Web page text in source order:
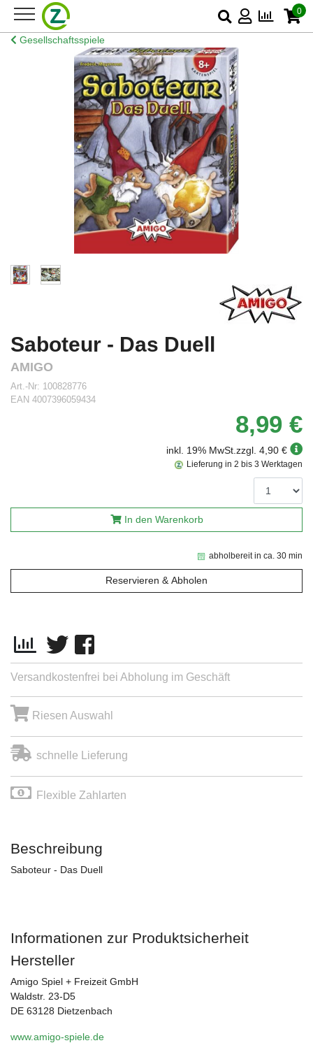
0
Gesellschaftsspiele
Saboteur - Das Duell
AMIGO
Art.-Nr: 100828776
EAN 4007396059434
8,99 €
inkl. 19% MwSt.zzgl. 4,90 €
abholbereit in ca. 30 min
Reservieren & Abholen
Lieferung in 2 bis 3 Werktagen
In den Warenkorb
Versandkostenfrei bei Abholung im Geschäft
Riesen Auswahl
schnelle Lieferung
Flexible Zahlarten
Beschreibung
Saboteur - Das Duell
Informationen zur Produktsicherheit
Hersteller
Amigo Spiel + Freizeit GmbH
Waldstr. 23-D5
DE 63128 Dietzenbach
www.amigo-spiele.de